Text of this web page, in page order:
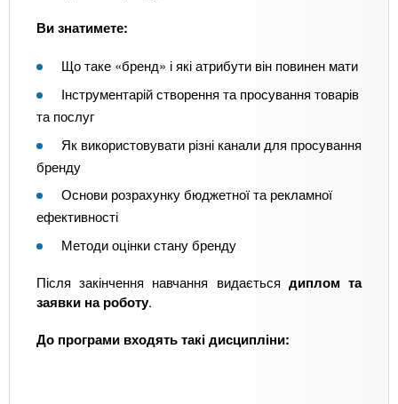
Ви знатимете:
Що таке «бренд» і які атрибути він повинен мати
Інструментарій створення та просування товарів
та послуг
Як використовувати різні канали для просування
бренду
Основи розрахунку бюджетної та рекламної
ефективності
Методи оцінки стану бренду
Після закінчення навчання видається диплом та
заявки на роботу.
До програми входять такі дисципліни: